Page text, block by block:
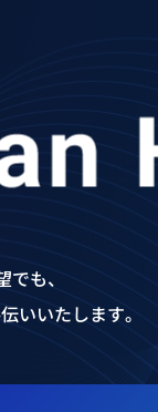
も、
いいたします。